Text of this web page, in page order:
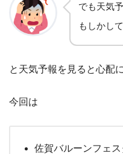
でも天気
もしかし
と天気予報を見ると心配
今回は
佐賀バルーンフェ